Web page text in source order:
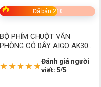
Đã bán 210
BỘ PHÍM CHUỘT VĂN
PHÒNG CÓ DÂY AIGO AK301
★★★★★Đánh giá người
viết: 5/5